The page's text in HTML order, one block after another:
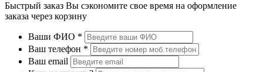
Быстрый заказ Вы сэкономите свое время на оформление
заказа через корзину
Ваши ФИО *
Ваш телефон *
Ваш email